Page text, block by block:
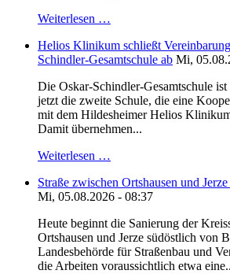
Weiterlesen …
Helios Klinikum schließt
Schindler-Gesamtschule ab Mi,
Die Oskar-Schindler-Gesamtschule
jetzt die zweite Schule, die eine
mit dem Hildesheimer Helios
Damit übernehmen...
Weiterlesen …
Straße zwischen Ortshausen und
Mi, 05.08.2026 - 08:37
Heute beginnt die Sanierung der
Ortshausen und Jerze südöstlich von
Landesbehörde für Straßenbau und
die Arbeiten voraussichtlich etwa